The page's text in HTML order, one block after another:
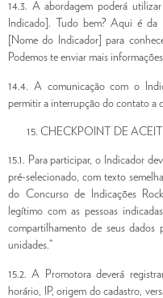
14.3. A abordagem poderá
Indicado]. Tudo bem? Aqui é
[Nome do Indicador] para
Podemos te enviar mais
14.4. A comunicação com o
permitir a interrupção do contato a
CHECKPOINT DE
15.1. Para participar, o Indicador
pré-selecionado, com texto
do Concurso de Indicações
legítimo com as pessoas
compartilhamento de seus dados
unidades.”
15.2. A Promotora deverá
horário, IP, origem do cadastro,